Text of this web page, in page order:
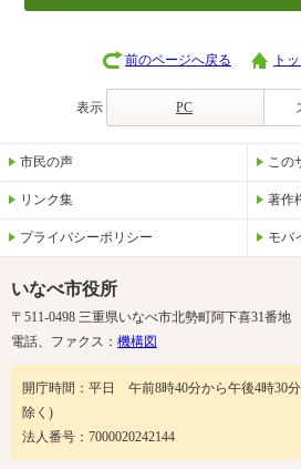
前のページへ戻る ト
表示 PC
市民の声 この
リンク集 著作
プライバシーポリシー モバ
いなべ市役所
〒511-0498 三重県いなべ市北勢町阿下喜31番地
電話、ファクス： 機構図
開庁時間：平日 午前8時40分から午後4時30
除く)
法人番号：7000020242144